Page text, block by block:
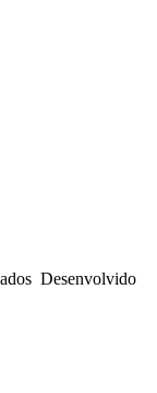
Desenvolvido